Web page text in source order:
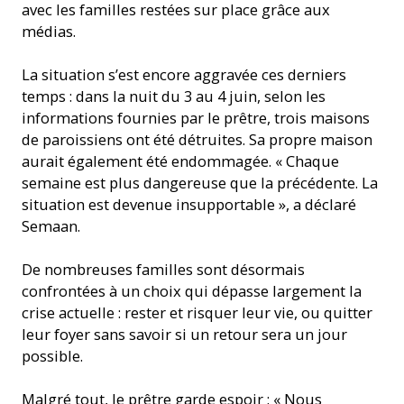
avec les familles restées sur place grâce aux
médias.
La situation s’est encore aggravée ces derniers
temps : dans la nuit du 3 au 4 juin, selon les
informations fournies par le prêtre, trois maisons
de paroissiens ont été détruites. Sa propre maison
aurait également été endommagée. « Chaque
semaine est plus dangereuse que la précédente. La
situation est devenue insupportable », a déclaré
Semaan.
De nombreuses familles sont désormais
confrontées à un choix qui dépasse largement la
crise actuelle : rester et risquer leur vie, ou quitter
leur foyer sans savoir si un retour sera un jour
possible.
Malgré tout, le prêtre garde espoir : « Nous